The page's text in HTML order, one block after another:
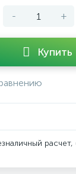
- +
Купить